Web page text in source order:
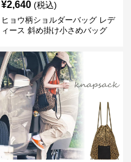
¥2,640 (税込)
ヒョウ柄ショルダーバッグ レデ
ィース 斜め掛け小さめバッグ